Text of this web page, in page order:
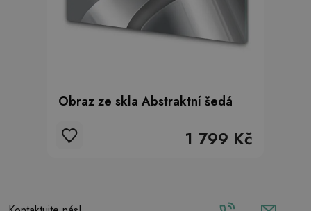
Obraz ze skla Abstraktní šedá
1 799 Kč